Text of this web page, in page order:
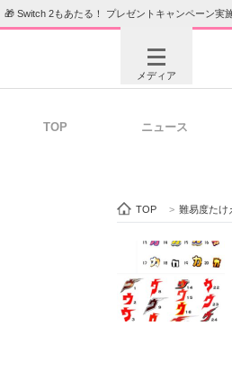
🎁 Switch 2もあたる！ プレゼントキャンペーン実
メディア
ビジネスと働き
ITエンジニア向
TOP ニュース
TOP > 難易度た